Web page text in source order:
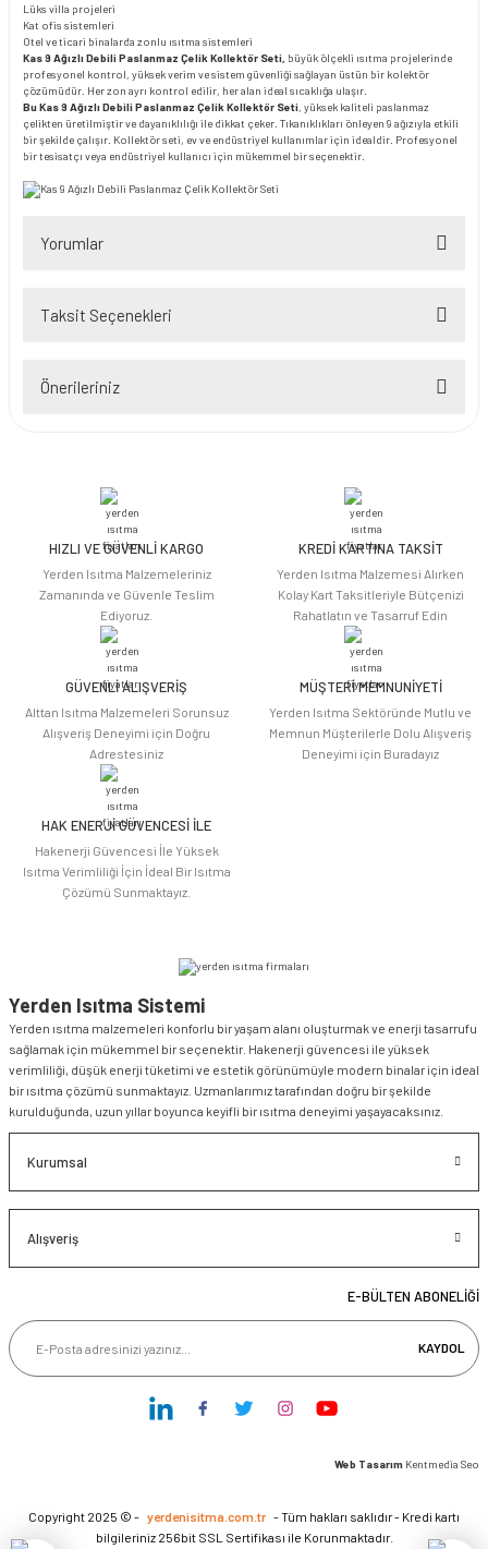
Lüks villa projeleri
Kat ofis sistemleri
Otel ve ticari binalarda zonlu ısıtma sistemleri
Kas 9 Ağızlı Debili Paslanmaz Çelik Kollektör Seti, büyük ölçekli ısıtma projelerinde
profesyonel kontrol, yüksek verim ve sistem güvenliği sağlayan üstün bir kolektör
çözümüdür. Her zon ayrı kontrol edilir, her alan ideal sıcaklığa ulaşır.
Bu Kas 9 Ağızlı Debili Paslanmaz Çelik Kollektör Seti, yüksek kaliteli paslanmaz
çelikten üretilmiştir ve dayanıklılığı ile dikkat çeker. Tıkanıklıkları önleyen 9 ağızıyla etkili
bir şekilde çalışır. Kollektör seti, ev ve endüstriyel kullanımlar için idealdir. Profesyonel
bir tesisatçı veya endüstriyel kullanıcı için mükemmel bir seçenektir.
Yorumlar
Taksit Seçenekleri
Önerileriniz
iletebilirsiniz.
Görüş ve önerileriniz için teşekkür ederiz.
Ürün açıklamasında eksik bilgiler bulunuyor.
Ürün bilgilerinde hatalar bulunuyor.
Ürün fiyatı diğer sitelerden daha pahalı.
Bu ürüne benzer farklı alternatifler olmalı.
HIZLI VE GÜVENLİ KARGO
Yerden Isıtma Malzemeleriniz
Zamanında ve Güvenle Teslim
Ediyoruz.
KREDİ KARTINA TAKSİT
Yerden Isıtma Malzemesi Alırken
Kolay Kart Taksitleriyle Bütçenizi
Rahatlatın ve Tasarruf Edin
GÜVENLİ ALIŞVERİŞ
Alttan Isıtma Malzemeleri Sorunsuz
Alışveriş Deneyimi için Doğru
Adrestesiniz
MÜŞTERİ MEMNUNİYETİ
Yerden Isıtma Sektöründe Mutlu ve
Memnun Müşterilerle Dolu Alışveriş
Deneyimi için Buradayız
HAK ENERJİ GÜVENCESİ İLE
Hakenerji Güvencesi İle Yüksek
Isıtma Verimliliği İçin İdeal Bir Isıtma
Çözümü Sunmaktayız.
Yerden Isıtma Sistemi
Yerden ısıtma malzemeleri konforlu bir yaşam alanı oluşturmak ve enerji tasarrufu
sağlamak için mükemmel bir seçenektir. Hakenerji güvencesi ile yüksek
verimliliği, düşük enerji tüketimi ve estetik görünümüyle modern binalar için ideal
bir ısıtma çözümü sunmaktayız. Uzmanlarımız tarafından doğru bir şekilde
kurulduğunda, uzun yıllar boyunca keyifli bir ısıtma deneyimi yaşayacaksınız.
Kurumsal
Alışveriş
E-BÜLTEN ABONELİĞİ
KAYDOL
Web Tasarım Kentmedia Seo
Copyright 2025 © - yerdenisitma.com.tr - Tüm hakları saklıdır - Kredi kartı
bilgileriniz 256bit SSL Sertifikası ile Korunmaktadır.